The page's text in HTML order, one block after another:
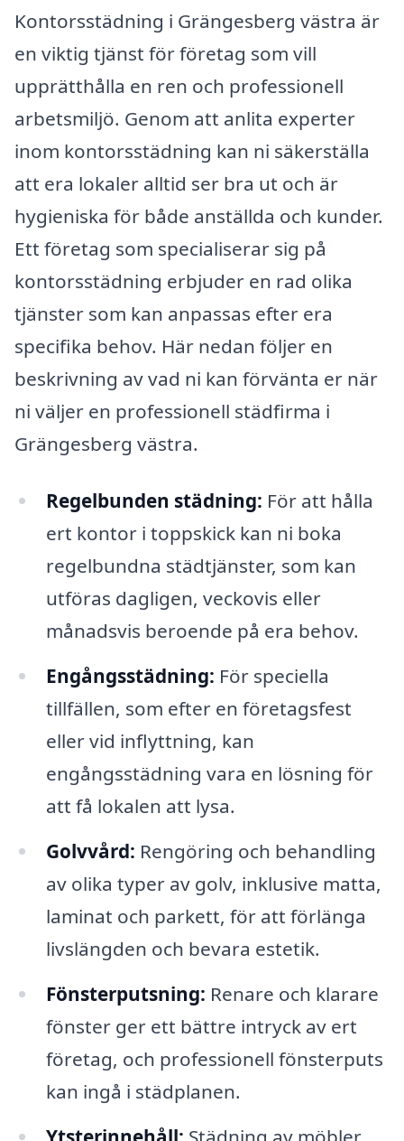
Kontorsstädning i Grängesberg västra är
en viktig tjänst för företag som vill
upprätthålla en ren och professionell
arbetsmiljö. Genom att anlita experter
inom kontorsstädning kan ni säkerställa
att era lokaler alltid ser bra ut och är
hygieniska för både anställda och kunder.
Ett företag som specialiserar sig på
kontorsstädning erbjuder en rad olika
tjänster som kan anpassas efter era
specifika behov. Här nedan följer en
beskrivning av vad ni kan förvänta er när
ni väljer en professionell städfirma i
Grängesberg västra.
Regelbunden städning: För att hålla
ert kontor i toppskick kan ni boka
regelbundna städtjänster, som kan
utföras dagligen, veckovis eller
månadsvis beroende på era behov.
Engångsstädning: För speciella
tillfällen, som efter en företagsfest
eller vid inflyttning, kan
engångsstädning vara en lösning för
att få lokalen att lysa.
Golvvård: Rengöring och behandling
av olika typer av golv, inklusive matta,
laminat och parkett, för att förlänga
livslängden och bevara estetik.
Fönsterputsning: Renare och klarare
fönster ger ett bättre intryck av ert
företag, och professionell fönsterputs
kan ingå i städplanen.